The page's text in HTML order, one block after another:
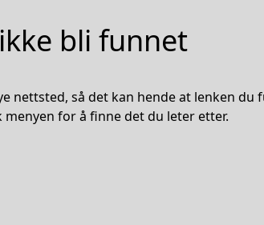
bli funnet
nettsted, så det kan hende at lenken
menyen for å finne det du leter etter.